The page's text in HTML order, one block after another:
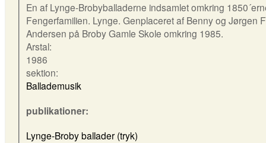
En af Lynge-Brobyballaderne indsamlet omkring
Fengerfamilien. Lynge. Genplaceret af Benny og Jørgen
Andersen på Broby Gamle Skole omkring 1985.
Arstal:
1986
sektion:
Ballademusik
publikationer:
Lynge-Broby ballader (tryk)